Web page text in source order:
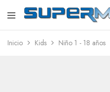
SuperMarkas
Ropa
con
Inicio Kids Niño 1 - 18 años